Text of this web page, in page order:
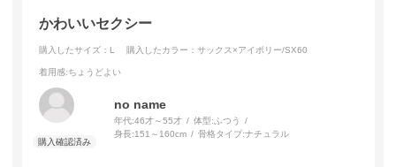
かわいいセクシー
購入したサイズ：L 購入したカラー：サックス×アイボリー/SX60
着用感:ちょうどよい
no name
年代:46才～55才 体型: ふつう
身長:151～160cm 骨格タイプ:ナチュラル